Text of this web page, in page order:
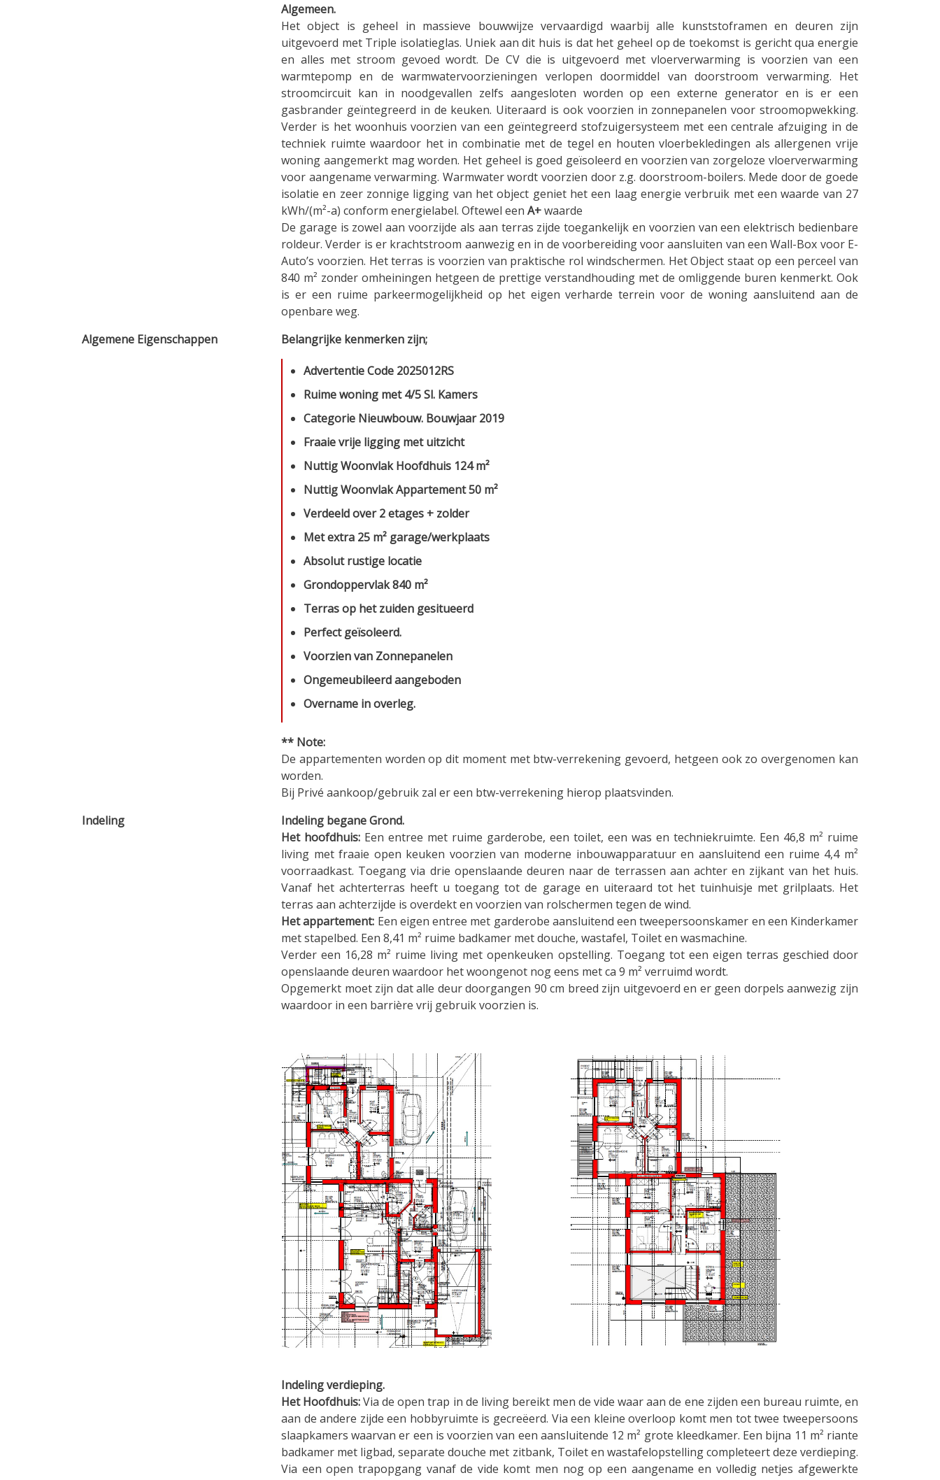
Algemeen.
Het object is geheel in massieve bouwwijze vervaardigd waarbij alle kunststoframen en deuren zijn
uitgevoerd met Triple isolatieglas. Uniek aan dit huis is dat het geheel op de toekomst is gericht qua energie
en alles met stroom gevoed wordt. De CV die is uitgevoerd met vloerverwarming is voorzien van een
warmtepomp en de warmwatervoorzieningen verlopen doormiddel van doorstroom verwarming. Het
stroomcircuit kan in noodgevallen zelfs aangesloten worden op een externe generator en is er een
gasbrander geïntegreerd in de keuken. Uiteraard is ook voorzien in zonnepanelen voor stroomopwekking.
Verder is het woonhuis voorzien van een geïntegreerd stofzuigersysteem met een centrale afzuiging in de
techniek ruimte waardoor het in combinatie met de tegel en houten vloerbekledingen als allergenen vrije
woning aangemerkt mag worden. Het geheel is goed geïsoleerd en voorzien van zorgeloze vloerverwarming
voor aangename verwarming. Warmwater wordt voorzien door z.g. doorstroom-boilers. Mede door de goede
isolatie en zeer zonnige ligging van het object geniet het een laag energie verbruik met een waarde van 27
kWh/(m²-a) conform energielabel. Oftewel een A+waarde
De garage is zowel aan voorzijde als aan terras zijde toegankelijk en voorzien van een elektrisch bedienbare
roldeur. Verder is er krachtstroom aanwezig en in de voorbereiding voor aansluiten van een Wall-Box voor E-
Auto’s voorzien. Het terras is voorzien van praktische rol windschermen. Het Object staat op een perceel van
840 m² zonder omheiningen hetgeen de prettige verstandhouding met de omliggende buren kenmerkt. Ook
is er een ruime parkeermogelijkheid op het eigen verharde terrein voor de woning aansluitend aan de
openbare weg.
Algemene Eigenschappen
Belangrijke kenmerken zijn;
Advertentie Code 2025012RS
Ruime woning met 4/5 Sl. Kamers
Categorie Nieuwbouw. Bouwjaar 2019
Fraaie vrije ligging met uitzicht
Nuttig Woonvlak Hoofdhuis 124 m²
Nuttig Woonvlak Appartement 50 m²
Verdeeld over 2 etages + zolder
Met extra 25 m² garage/werkplaats
Absolut rustige locatie
Grondoppervlak 840 m²
Terras op het zuiden gesitueerd
Perfect geïsoleerd.
Voorzien van Zonnepanelen
Ongemeubileerd aangeboden
Overname in overleg.
** Note:
De appartementen worden op dit moment met btw-verrekening gevoerd, hetgeen ook zo overgenomen kan
worden.
Bij Privé aankoop/gebruik zal er een btw-verrekening hierop plaatsvinden.
Indeling
Indeling begane Grond.
Het hoofdhuis: Een entree met ruime garderobe, een toilet, een was en techniekruimte. Een 46,8 m² ruime
living met fraaie open keuken voorzien van moderne inbouwapparatuur en aansluitend een ruime 4,4 m²
voorraadkast. Toegang via drie openslaande deuren naar de terrassen aan achter en zijkant van het huis.
Vanaf het achterterras heeft u toegang tot de garage en uiteraard tot het tuinhuisje met grilplaats. Het
terras aan achterzijde is overdekt en voorzien van rolschermen tegen de wind.
Het appartement: Een eigen entree met garderobe aansluitend een tweepersoonskamer en een Kinderkamer
met stapelbed. Een 8,41 m² ruime badkamer met douche, wastafel, Toilet en wasmachine.
Verder een 16,28 m² ruime living met openkeuken opstelling. Toegang tot een eigen terras geschied door
openslaande deuren waardoor het woongenot nog eens met ca 9 m² verruimd wordt.
Opgemerkt moet zijn dat alle deur doorgangen 90 cm breed zijn uitgevoerd en er geen dorpels aanwezig zijn
waardoor in een barrière vrij gebruik voorzien is.
Indeling verdieping.
Het Hoofdhuis:Via de open trap in de living bereikt men de vide waar aan de ene zijden een bureau ruimte, en
aan de andere zijde een hobbyruimte is gecreëerd. Via een kleine overloop komt men tot twee tweepersoons
slaapkamers waarvan er een is voorzien van een aansluitende 12 m² grote kleedkamer. Een bijna 11 m² riante
badkamer met ligbad, separate douche met zitbank, Toilet en wastafelopstelling completeert deze verdieping.
Via een open trapopgang vanaf de vide komt men nog op een aangename en volledig netjes afgewerkte